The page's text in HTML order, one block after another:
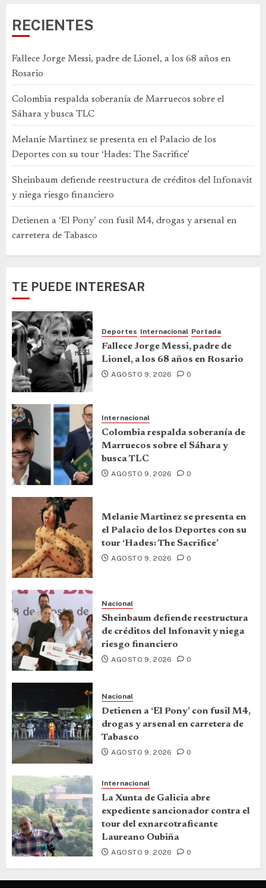
RECIENTES
Fallece Jorge Messi, padre de Lionel, a los 68 años en
Rosario
Colombia respalda soberanía de Marruecos sobre el
Sáhara y busca TLC
Melanie Martinez se presenta en el Palacio de los
Deportes con su tour ‘Hades: The Sacrifice’
Sheinbaum defiende reestructura de créditos del Infonavit
y niega riesgo financiero
Detienen a ‘El Pony’ con fusil M4, drogas y arsenal en
carretera de Tabasco
TE PUEDE INTERESAR
Deportes Internacional Portada
Fallece Jorge Messi, padre de
Lionel, a los 68 años en Rosario
AGOSTO 9, 2026 0
Internacional
Colombia respalda soberanía de
Marruecos sobre el Sáhara y
busca TLC
AGOSTO 9, 2026 0
Melanie Martinez se presenta en
el Palacio de los Deportes con su
tour ‘Hades: The Sacrifice’
AGOSTO 9, 2026 0
Nacional
Sheinbaum defiende reestructura
de créditos del Infonavit y niega
riesgo financiero
AGOSTO 9, 2026 0
Nacional
Detienen a ‘El Pony’ con fusil M4,
drogas y arsenal en carretera de
Tabasco
AGOSTO 9, 2026 0
Internacional
La Xunta de Galicia abre
expediente sancionador contra el
tour del exnarcotraficante
Laureano Oubiña
AGOSTO 9, 2026 0